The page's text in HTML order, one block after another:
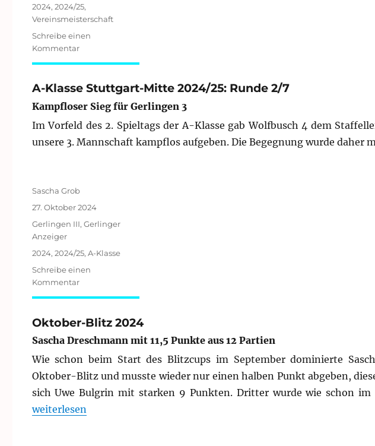
Schlagwörter
2024, 2024/25,
Vereinsmeisterschaft
Schreibe einen
Kommentarzu
der
Vereinsmeisterschaft
A-Klasse Stuttgart-Mitte 2024/25: Runde 2/7
Kampfloser Sieg für Gerlingen 3
Im Vorfeld des 2. Spieltags der A-Klasse gab Wolfbusch 4 dem
unsere 3. Mannschaft kampflos aufgeben. Die Begegnung wurde daher
Autor
Sascha Grob
Veröffentlicht
27. Oktober 2024
Kategorien
Gerlingen III, Gerlinger
Anzeiger
Schlagwörter
2024, 2024/25, A-Klasse
Schreibe einen
Kommentarzu
Stuttgart-
2024/25:
Runde
Oktober-Blitz 2024
Sascha Dreschmann mit 11,5 Punkte aus 12 Partien
Wie schon beim Start des Blitzcups im September dominierte
Oktober-Blitz und musste wieder nur einen halben Punkt abgeben,
sich Uwe Bulgrin mit starken 9 Punkten. Dritter wurde wie schon
„Oktober-Blitz 2024“
weiterlesen